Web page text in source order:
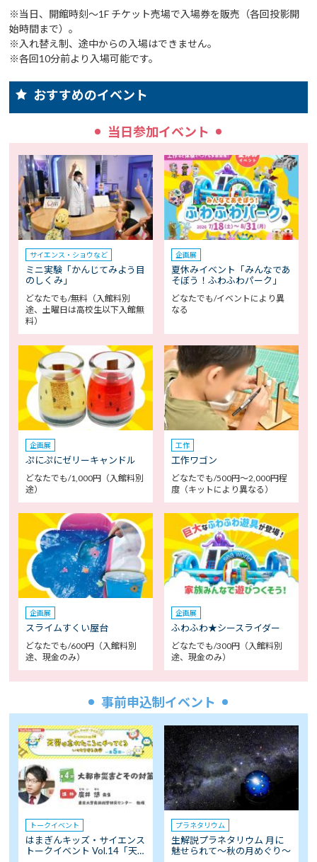
※当日、開館時刻～1F チケット売場で入場券を販売（各回投影開
始時間まで）。
※入れ替え制、途中からの入場はできません。
※各回10分前より入場可能です。
おすすめのイベント
当日参加イベント
サイエンス・ショウなど
ミニ実験「かんじてみよう目
のしくみ」
どなたでも/無料（入館料別
途、土曜日は高校生以下入館無
料）
企画展
夏休みイベント「みんなであ
そぼう！ふわふわパーク」
どなたでも/イベントにより異
なる
企画展
ぷにぷにゼリーキャンドル
どなたでも/1,000円（入館料別
途）
工作
工作ワゴン
どなたでも/500円～2,000円程
度（キットにより異なる）
企画展
スライムすくい屋台
どなたでも/600円（入館料別
途、現金のみ）
企画展
ふわふわ★シースライダー
どなたでも/300円（入館料別
途、現金のみ）
事前申込制イベント
トークイベント
はまぎんキッズ・サイエンス
トークイベント Vol.14「天…
プラネタリウム
生解説プラネタリウム 月に
魅せられて～秋の月めぐり～